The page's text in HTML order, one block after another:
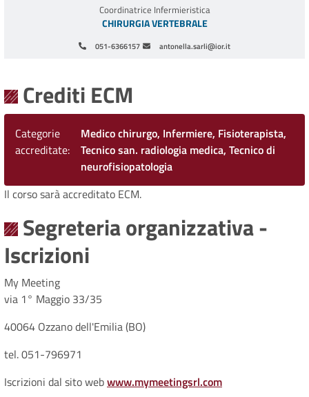
051-6366157 antonella.sarli@ior.it
Coordinatrice Infermieristica
CHIRURGIA VERTEBRALE
Crediti ECM
Categorie
accreditate
Medico chirurgo, Infermiere, Fisioterapista,
Tecnico san. radiologia medica, Tecnico di
neurofisiopatologia
Il corso sarà accreditato ECM.
Segreteria organizzativa -
Iscrizioni
My Meeting
via 1° Maggio 33/35
40064 Ozzano dell'Emilia (BO)
tel. 051-796971
Iscrizioni dal sito webwww.mymeetingsrl.com